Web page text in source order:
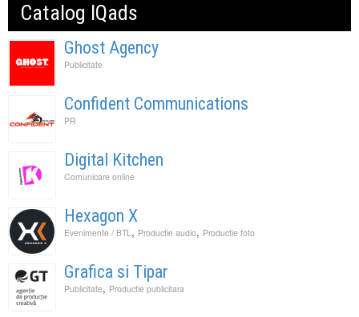
Catalog IQads
Ghost Agency
Publicitate
Confident Communications
PR
Digital Kitchen
Comunicare online
Hexagon X
Evenimente / BTL, Productie audio, Productie foto
Grafica si Tipar
Publicitate, Productie publicitara